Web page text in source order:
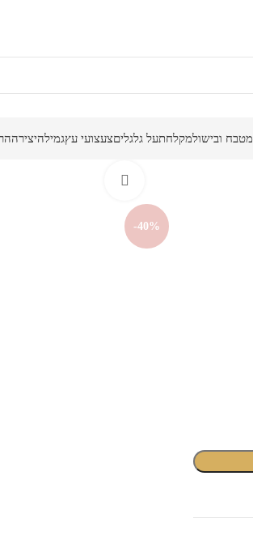
מטבח ובישולמקלחתעל גלגליםצעצועי עץגמילהיצירה
-40%